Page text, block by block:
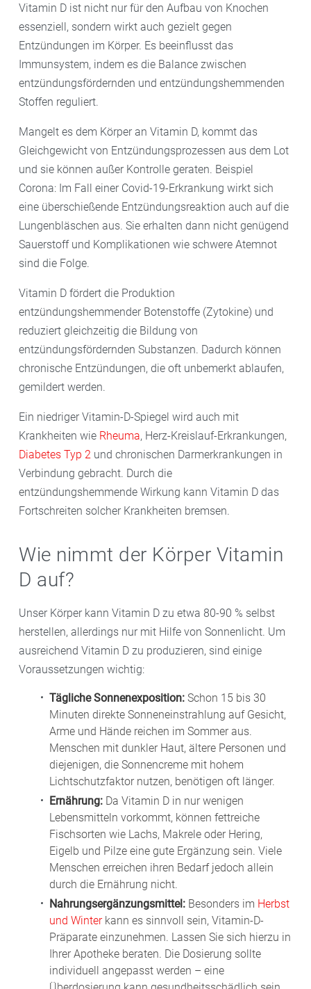
Vitamin D ist nicht nur für den Aufbau von Knochen
essenziell, sondern wirkt auch gezielt gegen
Entzündungen im Körper. Es beeinflusst das
Immunsystem, indem es die Balance zwischen
entzündungsfördernden und entzündungshemmenden
Stoffen reguliert.
Mangelt es dem Körper an Vitamin D, kommt das
Gleichgewicht von Entzündungsprozessen aus dem Lot
und sie können außer Kontrolle geraten. Beispiel
Corona: Im Fall einer Covid-19-Erkrankung wirkt sich
eine überschießende Entzündungsreaktion auch auf die
Lungenbläschen aus. Sie erhalten dann nicht genügend
Sauerstoff und Komplikationen wie schwere Atemnot
sind die Folge.
Vitamin D fördert die Produktion
entzündungshemmender Botenstoffe (Zytokine) und
reduziert gleichzeitig die Bildung von
entzündungsfördernden Substanzen. Dadurch können
chronische Entzündungen, die oft unbemerkt ablaufen,
gemildert werden.
Ein niedriger Vitamin-D-Spiegel wird auch mit
Krankheiten wie Rheuma, Herz-Kreislauf-Erkrankungen,
Diabetes Typ 2 und chronischen Darmerkrankungen in
Verbindung gebracht. Durch die
entzündungshemmende Wirkung kann Vitamin D das
Fortschreiten solcher Krankheiten bremsen.
Wie nimmt der Körper Vitamin
D auf?
Unser Körper kann Vitamin D zu etwa 80-90 % selbst
herstellen, allerdings nur mit Hilfe von Sonnenlicht. Um
ausreichend Vitamin D zu produzieren, sind einige
Voraussetzungen wichtig:
Tägliche Sonnenexposition: Schon 15 bis 30
Minuten direkte Sonneneinstrahlung auf Gesicht,
Arme und Hände reichen im Sommer aus.
Menschen mit dunkler Haut, ältere Personen und
diejenigen, die Sonnencreme mit hohem
Lichtschutzfaktor nutzen, benötigen oft länger.
Ernährung: Da Vitamin D in nur wenigen
Lebensmitteln vorkommt, können fettreiche
Fischsorten wie Lachs, Makrele oder Hering,
Eigelb und Pilze eine gute Ergänzung sein. Viele
Menschen erreichen ihren Bedarf jedoch allein
durch die Ernährung nicht.
Nahrungsergänzungsmittel: Besonders im Herbst
und Winterkann es sinnvoll sein, Vitamin-D-
Präparate einzunehmen. Lassen Sie sich hierzu in
Ihrer Apotheke beraten. Die Dosierung sollte
individuell angepasst werden – eine